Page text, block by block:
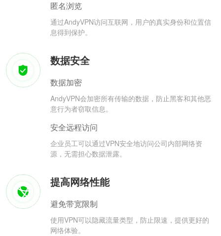
匿名浏览
通过AndyVPN访问互联网，用户的真实身份和位置信
息得到保护。
数据安全
数据加密
AndyVPN会加密所有传输的数据，防止黑客和其他恶
意行为者窃取信息。
安全远程访问
企业员工可以通过VPN安全地访问公司内部网络资
源，无需担心数据泄露。
提高网络性能
避免带宽限制
使用VPN可以隐藏流量类型，防止限速，提供更好的
网络体验。